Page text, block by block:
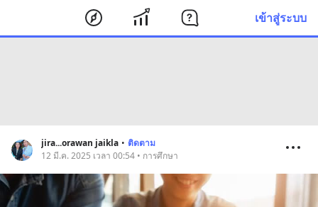
เข้าสู่ระบบ
jira...orawan jaikla • ติดตาม
12 มี.ค. 2025 เวลา 00:54 • การศึกษา